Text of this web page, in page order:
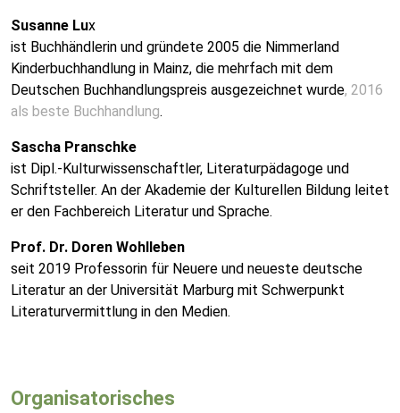
Susanne Lux
ist Buchhändlerin und gründete 2005 die Nimmerland
Kinderbuchhandlung in Mainz, die mehrfach mit dem
Deutschen Buchhandlungspreis ausgezeichnet wurde, 2016
als beste Buchhandlung.
Sascha Pranschke
ist Dipl.-Kulturwissenschaftler, Literaturpädagoge und
Schriftsteller. An der Akademie der Kulturellen Bildung leitet
er den Fachbereich Literatur und Sprache.
Prof. Dr. Doren Wohlleben
seit 2019 Professorin für Neuere und neueste deutsche
Literatur an der Universität Marburg mit Schwerpunkt
Literaturvermittlung in den Medien.
Organisatorisches